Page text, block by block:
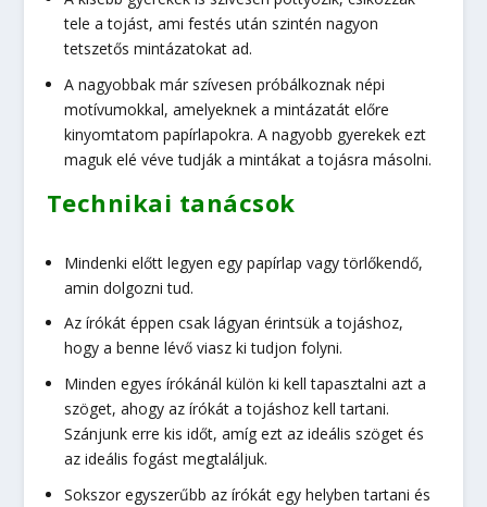
tele a tojást, ami festés után szintén nagyon
tetszetős mintázatokat ad.
A nagyobbak már szívesen próbálkoznak népi
motívumokkal, amelyeknek a mintázatát előre
kinyomtatom papírlapokra. A nagyobb gyerekek ezt
maguk elé véve tudják a mintákat a tojásra másolni.
Technikai tanácsok
Mindenki előtt legyen egy papírlap vagy törlőkendő,
amin dolgozni tud.
Az írókát éppen csak lágyan érintsük a tojáshoz,
hogy a benne lévő viasz ki tudjon folyni.
Minden egyes írókánál külön ki kell tapasztalni azt a
szöget, ahogy az írókát a tojáshoz kell tartani.
Szánjunk erre kis időt, amíg ezt az ideális szöget és
az ideális fogást megtaláljuk.
Sokszor egyszerűbb az írókát egy helyben tartani és